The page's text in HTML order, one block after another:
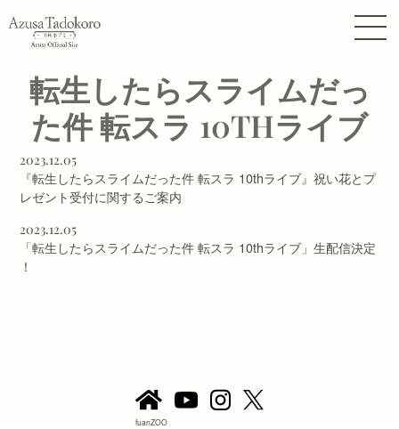
転生したらスライムだっ
た件 転スラ 10THライブ
2023.12.05
『転生したらスライムだった件 転スラ 10thライブ』祝い花とプ
レゼント受付に関するご案内
2023.12.05
「転生したらスライムだった件 転スラ 10thライブ」生配信決定
！
fuanZOO